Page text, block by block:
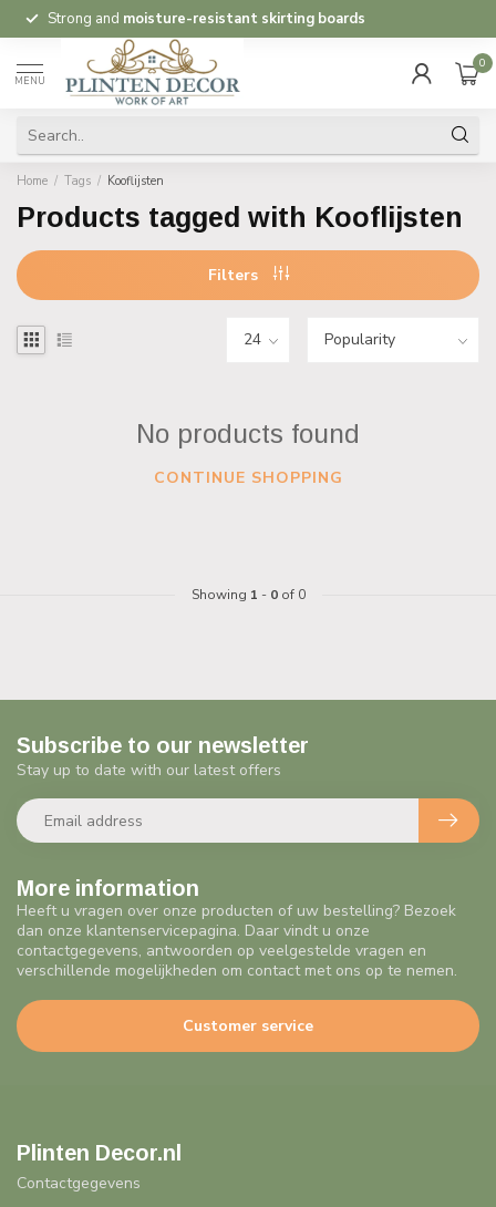
Strong and moisture-resistant skirting boards
MENU
0
Home / Tags / Kooflijsten
Products tagged with Kooflijsten
Filters
No products found
CONTINUE SHOPPING
Showing 1 - 0of 0
More information
Heeft u vragen over onze producten of uw bestelling? Bezoek
dan onze klantenservicepagina. Daar vindt u onze
contactgegevens, antwoorden op veelgestelde vragen en
verschillende mogelijkheden om contact met ons op te nemen.
Customer service
Subscribe to our newsletter
Stay up to date with our latest offers
Plinten Decor.nl
Contactgegevens